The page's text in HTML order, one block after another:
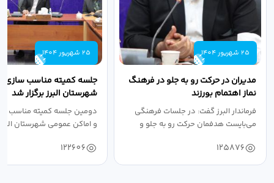
25 شهریور 1404
مدیران در حرکت رو به جلو در فرهنگ
نماز اهتمام بورزند
فرماندار البرز گفت: در جلسات فرهنگی
می‌بایست هدفمان حرکت رو به جلو و
125876
25 شهریور 1404
جلسه کمیته مناسب سازی
شهرستان البرز برگزار شد
دومین جلسه کمیته مناسب
و اماکن عمومی شهرستان
122606